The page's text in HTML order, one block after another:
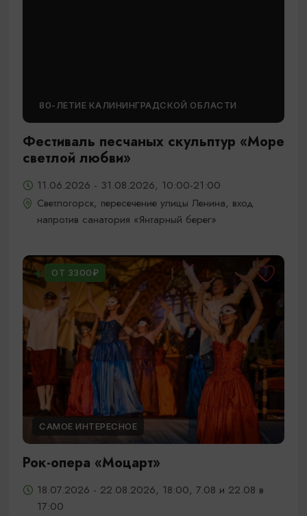
80-ЛЕТИЕ КАЛИНИНГРАДСКОЙ ОБЛАСТИ
Фестиваль песчаных скульптур «Море
светлой любви»
11.06.2026 - 31.08.2026, 10:00-21:00
Светлогорск, пересечение улицы Ленина, вход
напротив санатория «Янтарный берег»
ОТ 3300₽
САМОЕ ИНТЕРЕСНОЕ
Рок-опера «Моцарт»
18.07.2026 - 22.08.2026, 18:00, 7.08 и 22.08 в
17:00